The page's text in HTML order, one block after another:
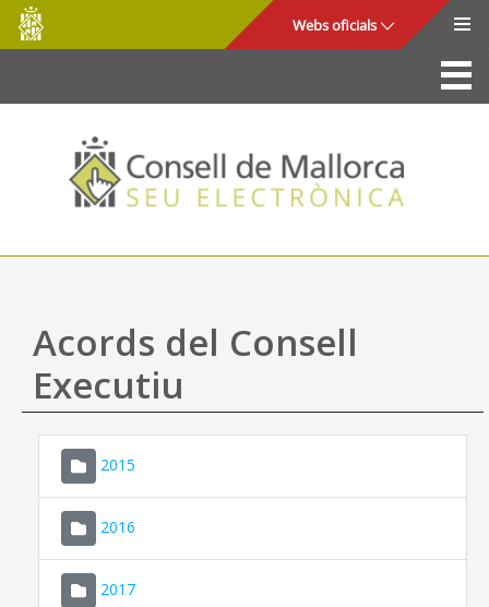
Salta al contingut principal
Consell
de
Mallorca
Webs oficials
La Seu
Consell de Mallorca
Accés i seguretat
Utilitats
Ajuda
Acords del Consell
Executiu
2015
2016
2017